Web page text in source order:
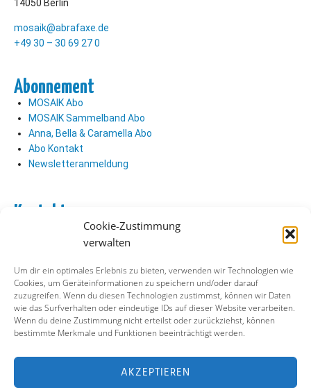
Cookie-Zustimmung
verwalten
Um dir ein optimales Erlebnis zu bieten, verwenden wir Technologien wie
Cookies, um Geräteinformationen zu speichern und/oder darauf
zuzugreifen. Wenn du diesen Technologien zustimmst, können wir Daten
wie das Surfverhalten oder eindeutige IDs auf dieser Website verarbeiten.
Wenn du deine Zustimmung nicht erteilst oder zurückziehst, können
bestimmte Merkmale und Funktionen beeinträchtigt werden.
AKZEPTIEREN
14050 Berlin
mosaik@abrafaxe.de
+49 30 – 30 69 27 0
Abonnement
MOSAIK Abo
MOSAIK Sammelband Abo
Anna, Bella & Caramella Abo
Abo Kontakt
Newsletteranmeldung
Kontakt
Verlag Kontakt
Soziale Medien
Facebook
Instagram